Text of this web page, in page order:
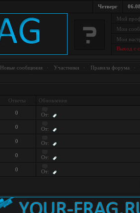
Четверг
Мой
Мои
Мои
Выход с
Новые сообщения · Участники · Правила форума ·
Ответы Обновления
0 От:
0 От:
0 От:
0 От:
0 От: